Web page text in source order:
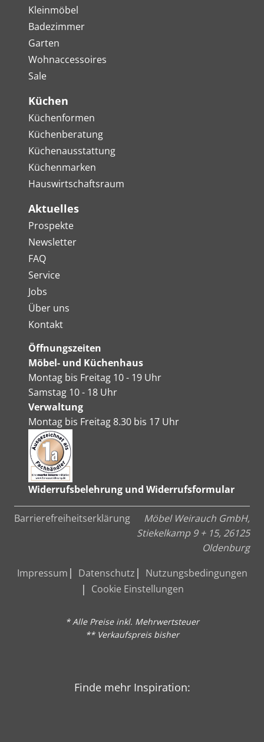
Kleinmöbel
Badezimmer
Garten
Wohnaccessoires
Sale
Küchen
Küchenformen
Küchenberatung
Küchenausstattung
Küchenmarken
Hauswirtschaftsraum
Aktuelles
Prospekte
Newsletter
FAQ
Service
Jobs
Über uns
Kontakt
Öffnungszeiten
Möbel- und Küchenhaus
Montag bis Freitag 10 - 19 Uhr
Samstag 10 - 18 Uhr
Verwaltung
Montag bis Freitag 8.30 bis 17 Uhr
Widerrufsbelehrung und Widerrufsformular
Barrierefreiheitserklärung
Möbel Weirauch GmbH,
Stiekelkamp 9 + 15, 26125
Oldenburg
Impressum
Datenschutz
Nutzungsbedingungen
Cookie Einstellungen
* Alle Preise inkl. Mehrwertsteuer
** Verkaufspreis bisher
Finde mehr Inspiration: